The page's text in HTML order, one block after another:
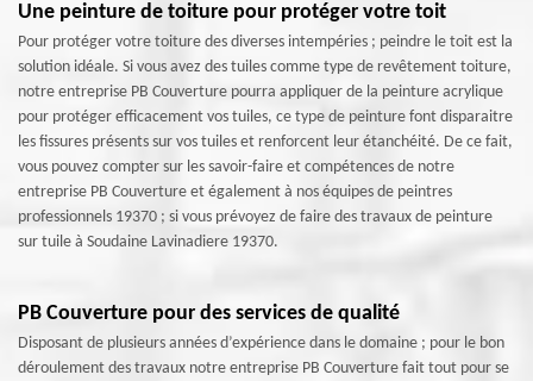
Une peinture de toiture pour protéger votre toit
Pour protéger votre toiture des diverses intempéries ; peindre le toit est la
solution idéale. Si vous avez des tuiles comme type de revêtement toiture,
notre entreprise PB Couverture pourra appliquer de la peinture acrylique
pour protéger efficacement vos tuiles, ce type de peinture font disparaitre
les fissures présents sur vos tuiles et renforcent leur étanchéité. De ce fait,
vous pouvez compter sur les savoir-faire et compétences de notre
entreprise PB Couverture et également à nos équipes de peintres
professionnels 19370 ; si vous prévoyez de faire des travaux de peinture
sur tuile à Soudaine Lavinadiere 19370.
PB Couverture pour des services de qualité
Disposant de plusieurs années d’expérience dans le domaine ; pour le bon
déroulement des travaux notre entreprise PB Couverture fait tout pour se